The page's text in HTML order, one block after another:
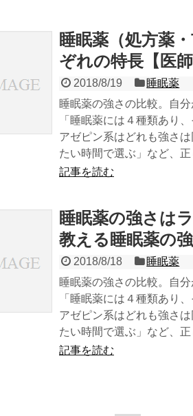
睡眠薬（処方薬
ぞれの特長【医師
2018/8/19
睡眠薬
睡眠薬の強さの比較。自
「睡眠薬には４種類あり
アゼピン系はどれも強さ
たい時間で選ぶ」など、
記事を読む
睡眠薬の強さは
教える睡眠薬の
2018/8/18
睡眠薬
睡眠薬の強さの比較。自
「睡眠薬には４種類あり
アゼピン系はどれも強さ
たい時間で選ぶ」など、
記事を読む